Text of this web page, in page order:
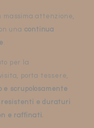
massima attenzione,
una continua
.
per la
porta tessere,
e scrupolosamente
e duraturi
e raffinati.